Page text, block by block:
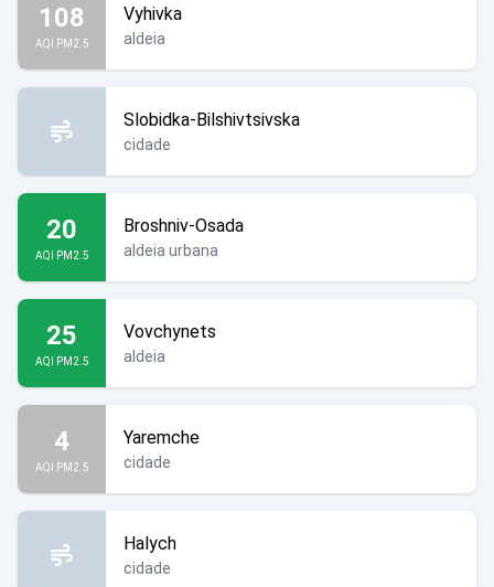
108
AQI PM2.5
Vyhivka
aldeia
Slobidka-Bilshivtsivska
cidade
20
AQI PM2.5
Broshniv-Osada
aldeia urbana
25
AQI PM2.5
Vovchynets
aldeia
4
AQI PM2.5
Yaremche
cidade
Halych
cidade